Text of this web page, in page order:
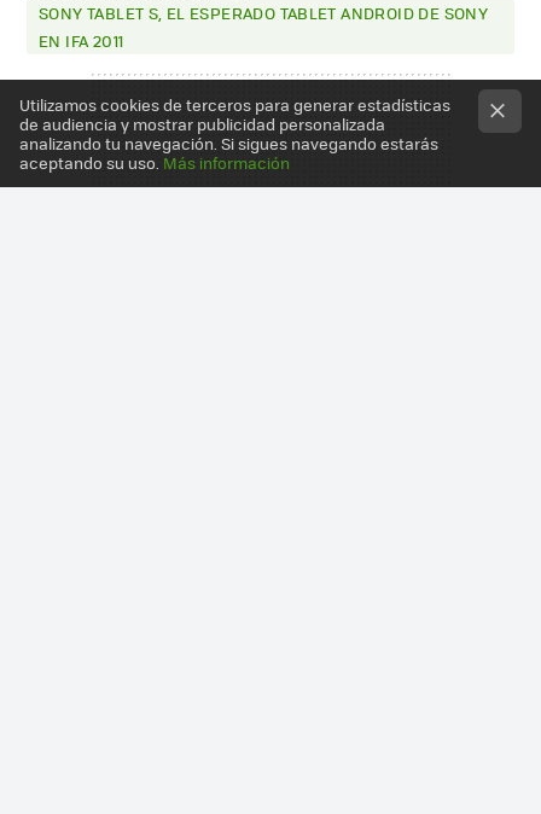
SONY TABLET S, EL ESPERADO TABLET ANDROID DE SONY
EN IFA 2011
Utilizamos cookies de terceros para generar estadísticas
de audiencia y mostrar publicidad personalizada
analizando tu navegación. Si sigues navegando estarás
aceptando su uso. Más información